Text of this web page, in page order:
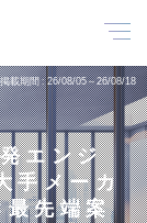
掲載期間 26/08/05～26/08/18
エンジ
手メーカ
先端案